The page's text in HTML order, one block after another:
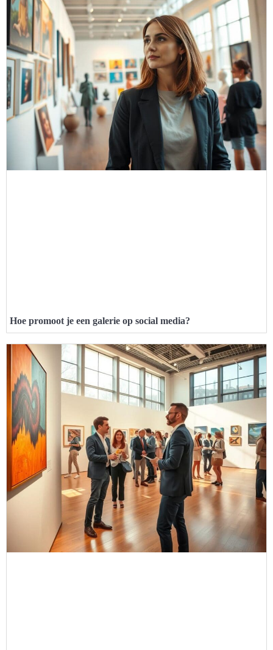
Hoe promoot je een galerie op social media?